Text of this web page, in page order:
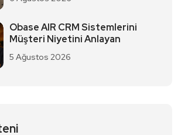
Obase AIR CRM Sistemlerini
Müşteri Niyetini Anlayan
5 Ağustos 2026